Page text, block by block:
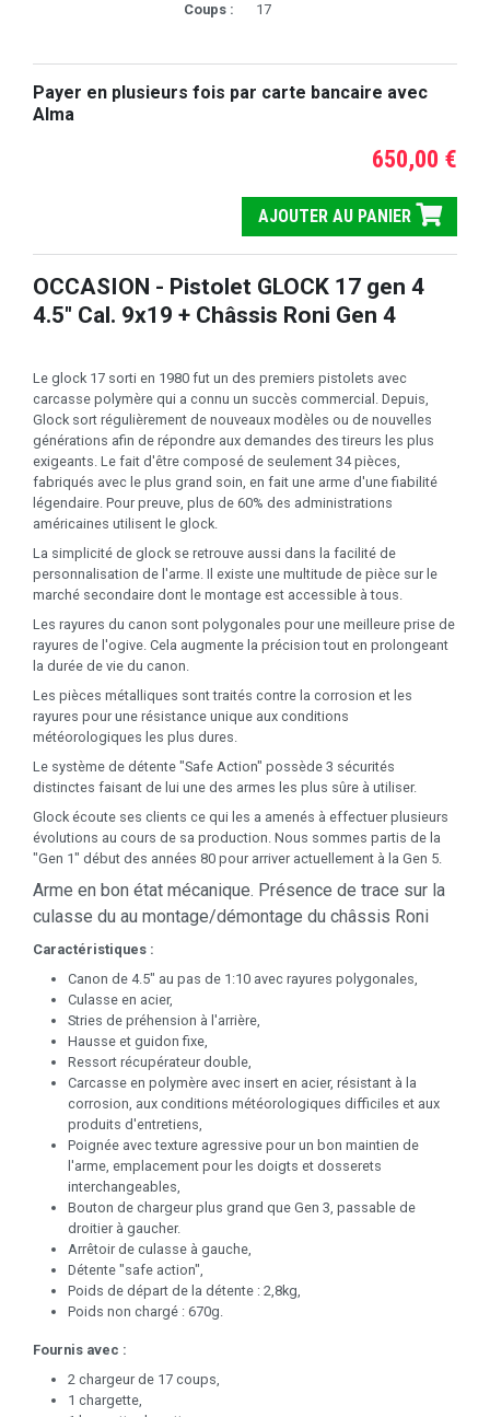
Coups :
17
Payer en plusieurs fois par carte bancaire avec
Alma
650,00 €
AJOUTER AU PANIER
OCCASION - Pistolet GLOCK 17 gen 4
4.5" Cal. 9x19 + Châssis Roni Gen 4
Le glock 17 sorti en 1980 fut un des premiers pistolets avec
carcasse polymère qui a connu un succès commercial. Depuis,
Glock sort régulièrement de nouveaux modèles ou de nouvelles
générations afin de répondre aux demandes des tireurs les plus
exigeants. Le fait d'être composé de seulement 34 pièces,
fabriqués avec le plus grand soin, en fait une arme d'une fiabilité
légendaire. Pour preuve, plus de 60% des administrations
américaines utilisent le glock.
La simplicité de glock se retrouve aussi dans la facilité de
personnalisation de l'arme. Il existe une multitude de pièce sur le
marché secondaire dont le montage est accessible à tous.
Les rayures du canon sont polygonales pour une meilleure prise de
rayures de l'ogive. Cela augmente la précision tout en prolongeant
la durée de vie du canon.
Les pièces métalliques sont traités contre la corrosion et les
rayures pour une résistance unique aux conditions
météorologiques les plus dures.
Le système de détente "Safe Action" possède 3 sécurités
distinctes faisant de lui une des armes les plus sûre à utiliser.
Glock écoute ses clients ce qui les a amenés à effectuer plusieurs
évolutions au cours de sa production. Nous sommes partis de la
"Gen 1" début des années 80 pour arriver actuellement à la Gen 5.
Arme en bon état mécanique. Présence de trace sur la
culasse du au montage/démontage du châssis Roni
Caractéristiques :
Canon de 4.5" au pas de 1:10 avec rayures polygonales,
Culasse en acier,
Stries de préhension à l'arrière,
Hausse et guidon fixe,
Ressort récupérateur double,
Carcasse en polymère avec insert en acier, résistant à la
corrosion, aux conditions météorologiques difficiles et aux
produits d'entretiens,
Poignée avec texture agressive pour un bon maintien de
l'arme, emplacement pour les doigts et dosserets
interchangeables,
Bouton de chargeur plus grand que Gen 3, passable de
droitier à gaucher.
Arrêtoir de culasse à gauche,
Détente "safe action",
Poids de départ de la détente : 2,8kg,
Poids non chargé : 670g.
Fournis avec :
2 chargeur de 17 coups,
1 chargette,